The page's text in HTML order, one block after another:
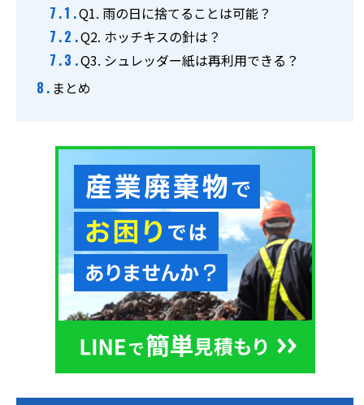
Q1. 雨の日に捨てることは可能？
Q2. ホッチキスの針は？
Q3. シュレッダー紙は再利用できる？
まとめ